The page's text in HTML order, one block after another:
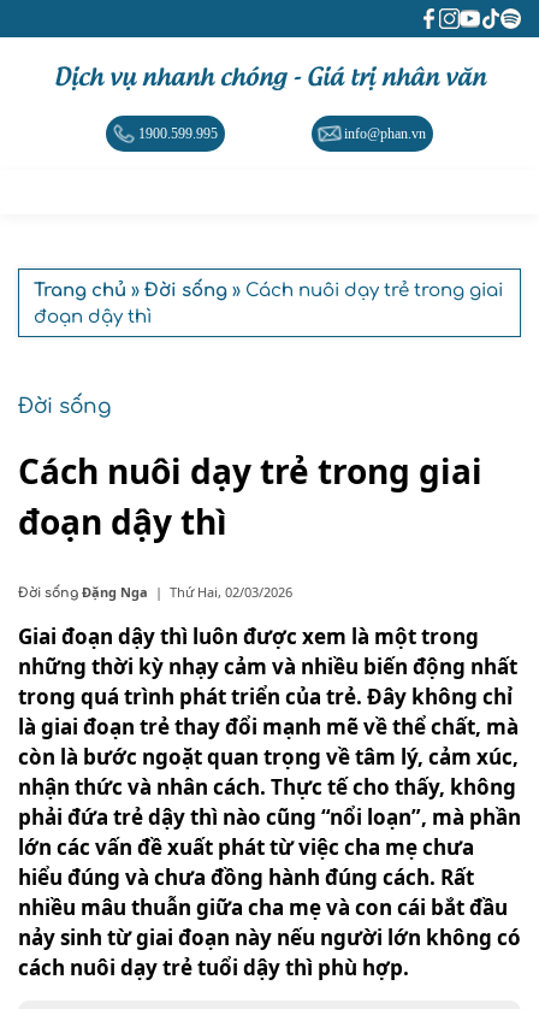
Dịch vụ nhanh chóng - Giá trị nhân văn
1900.599.995 info@phan.vn
Trang chủ » Đời sống » Cách nuôi dạy trẻ trong giai
đoạn dậy thì
Đời sống
Cách nuôi dạy trẻ trong giai
đoạn dậy thì
Đời sống Đặng Nga | Thứ Hai, 02/03/2026
Giai đoạn dậy thì luôn được xem là một trong
những thời kỳ nhạy cảm và nhiều biến động nhất
trong quá trình phát triển của trẻ. Đây không chỉ
là giai đoạn trẻ thay đổi mạnh mẽ về thể chất, mà
còn là bước ngoặt quan trọng về tâm lý, cảm xúc,
nhận thức và nhân cách. Thực tế cho thấy, không
phải đứa trẻ dậy thì nào cũng “nổi loạn”, mà phần
lớn các vấn đề xuất phát từ việc cha mẹ chưa
hiểu đúng và chưa đồng hành đúng cách. Rất
nhiều mâu thuẫn giữa cha mẹ và con cái bắt đầu
nảy sinh từ giai đoạn này nếu người lớn không có
cách nuôi dạy trẻ tuổi dậy thì phù hợp.